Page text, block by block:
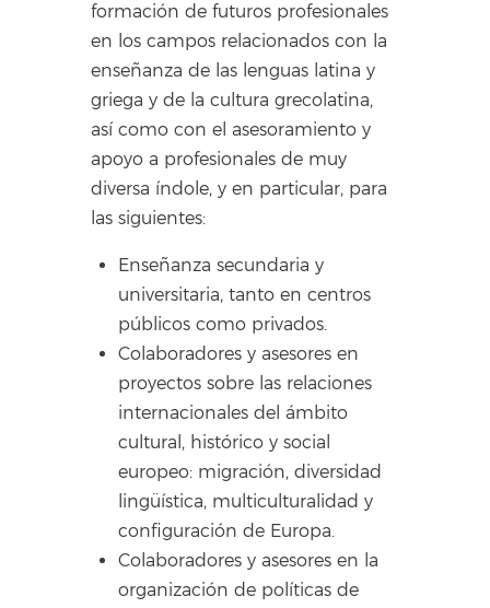
formación de futuros profesionales
en los campos relacionados con la
enseñanza de las lenguas latina y
griega y de la cultura grecolatina,
así como con el asesoramiento y
apoyo a profesionales de muy
diversa índole, y en particular, para
las siguientes:
Enseñanza secundaria y
universitaria, tanto en centros
públicos como privados.
Colaboradores y asesores en
proyectos sobre las relaciones
internacionales del ámbito
cultural, histórico y social
europeo: migración, diversidad
lingüística, multiculturalidad y
configuración de Europa.
Colaboradores y asesores en la
organización de políticas de